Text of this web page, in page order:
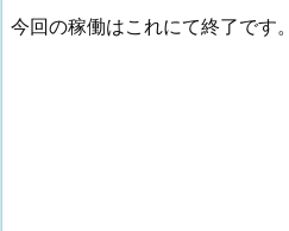
今回の稼働はこれにて終了です。